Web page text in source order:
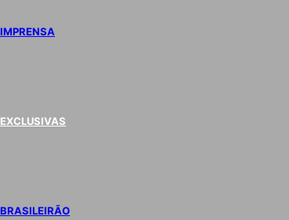
IMPRENSA
EXCLUSIVAS
BRASILEIRÃO